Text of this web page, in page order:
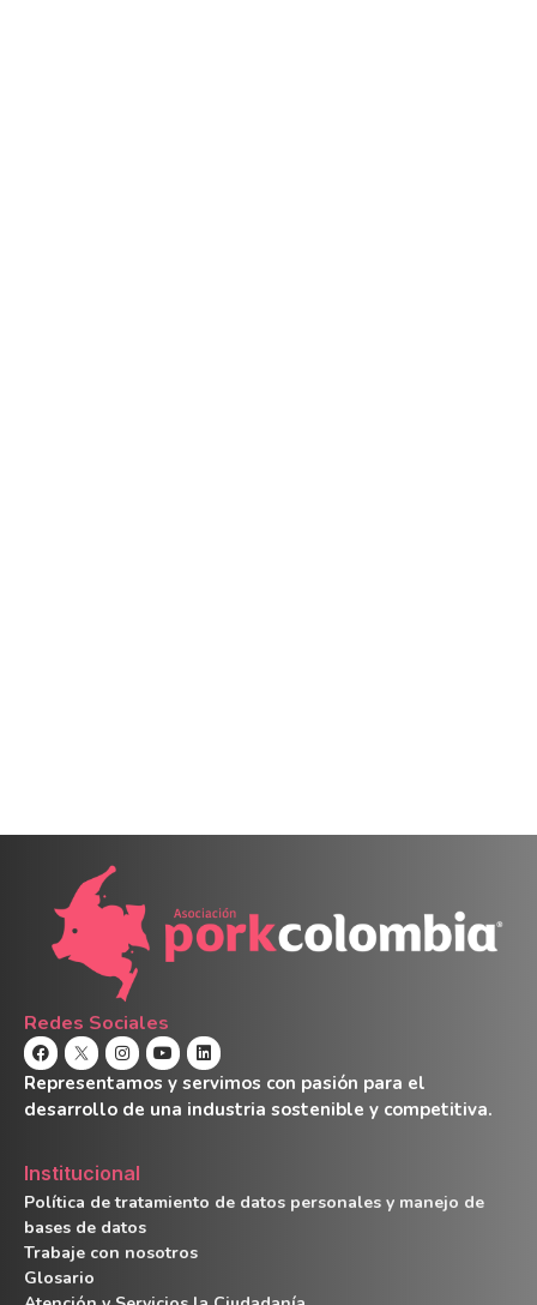
Redes Sociales
Representamos y servimos con pasión para el
desarrollo de una industria sostenible y competitiva.
Institucional
Política de tratamiento de datos personales y manejo de
bases de datos
Trabaje con nosotros
Glosario